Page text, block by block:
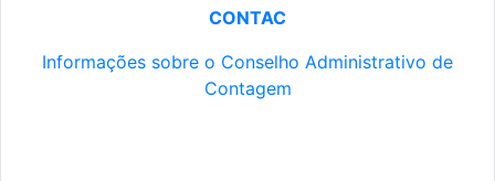
CONTAC
Informações sobre o Conselho Administrativo de
Contagem